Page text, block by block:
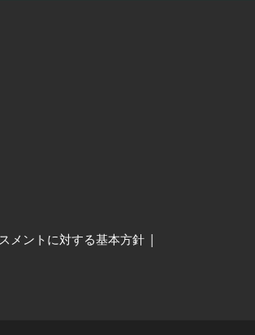
メントに対する基本方針